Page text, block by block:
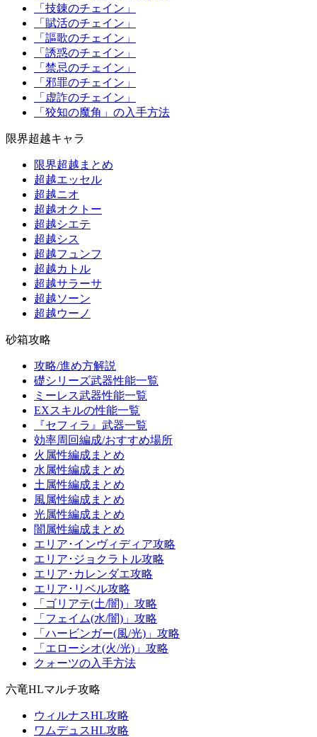
「技錬のチェイン」
「賦活のチェイン」
「謳歌のチェイン」
「誘惑のチェイン」
「禁忌のチェイン」
「邪罪のチェイン」
「虚詐のチェイン」
「狡知の魔角」の入手方法
限界超越キャラ
限界超越まとめ
超越エッセル
超越ニオ
超越オクトー
超越シエテ
超越シス
超越フュンフ
超越カトル
超越サラーサ
超越ソーン
超越ウーノ
砂箱攻略
攻略/進め方解説
礎シリーズ武器性能一覧
ミーレス武器性能一覧
EXスキルの性能一覧
『セフィラ』武器一覧
効率周回編成/おすすめ場所
火属性編成まとめ
水属性編成まとめ
土属性編成まとめ
風属性編成まとめ
光属性編成まとめ
闇属性編成まとめ
エリア･インヴィディア攻略
エリア･ジョクラトル攻略
エリア･カレンダエ攻略
エリア･リベル攻略
「ゴリアテ(土/闇)」攻略
「フェイム(水/闇)」攻略
「ハービンガー(風/光)」攻略
「エローシオ(火/光)」攻略
クォーツの入手方法
六竜HLマルチ攻略
ウィルナスHL攻略
ワムデュスHL攻略